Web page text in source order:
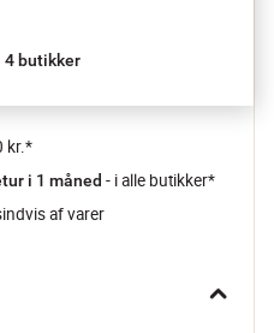
4 butikker
kr.*
i 1 måned - i alle butikker*
af varer